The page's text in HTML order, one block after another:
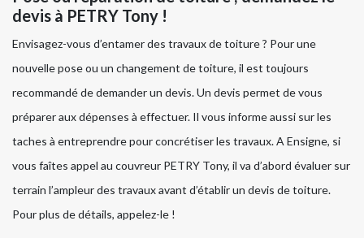
devis à PETRY Tony !
Envisagez-vous d’entamer des travaux de toiture ? Pour une
nouvelle pose ou un changement de toiture, il est toujours
recommandé de demander un devis. Un devis permet de vous
préparer aux dépenses à effectuer. Il vous informe aussi sur les
taches à entreprendre pour concrétiser les travaux. A Ensigne, si
vous faîtes appel au couvreur PETRY Tony, il va d’abord évaluer sur
terrain l’ampleur des travaux avant d’établir un devis de toiture.
Pour plus de détails, appelez-le !